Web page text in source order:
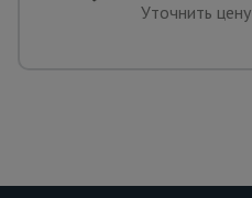
Уточнить цену